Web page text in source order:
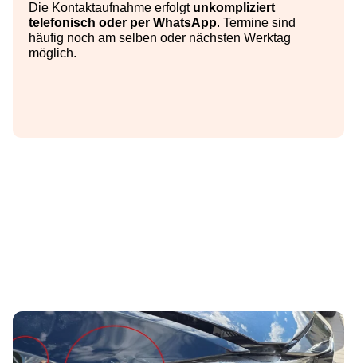
Die Kontaktaufnahme erfolgt unkompliziert
telefonisch oder per WhatsApp. Termine sind
häufig noch am selben oder nächsten Werktag
möglich.